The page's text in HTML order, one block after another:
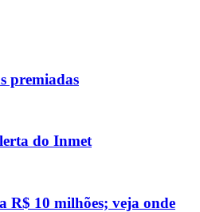
premiadas
do Inmet
R$ 10 milhões; veja onde